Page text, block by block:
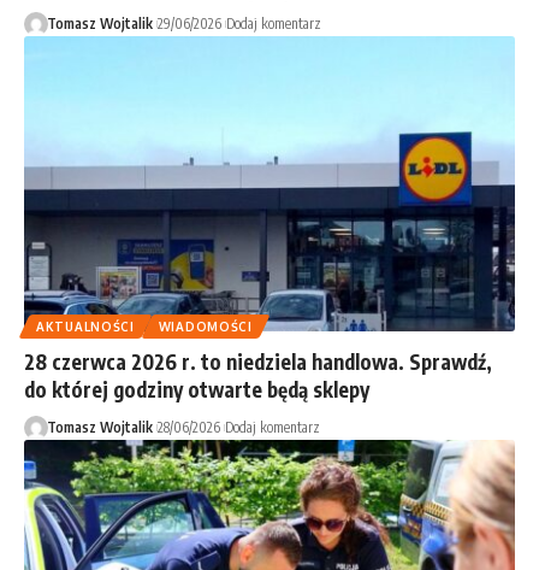
Tomasz Wojtalik 29/06/2026 Dodaj komentarz
AKTUALNOŚCI WIADOMOŚCI
28 czerwca 2026 r. to niedziela handlowa. Sprawdź,
do której godziny otwarte będą sklepy
Tomasz Wojtalik 28/06/2026 Dodaj komentarz